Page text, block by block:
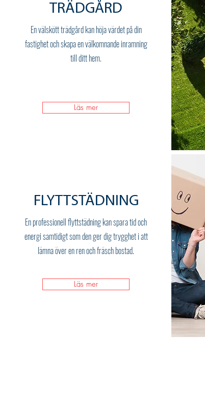
TRÄDGÅRD
En välskött trädgård kan höja värdet på din
fastighet och skapa en välkomnande inramning
till ditt hem.
Läs mer
FLYTTSTÄDNING
En professionell flyttstädning kan spara tid och
energi samtidigt som den ger dig trygghet i att
lämna över en ren och fräsch bostad.
Läs mer